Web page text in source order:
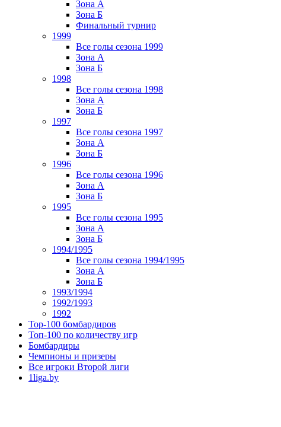
Зона А
Зона Б
Финальный турнир
1999
Все голы сезона 1999
Зона А
Зона Б
1998
Все голы сезона 1998
Зона А
Зона Б
1997
Все голы сезона 1997
Зона А
Зона Б
1996
Все голы сезона 1996
Зона А
Зона Б
1995
Все голы сезона 1995
Зона А
Зона Б
1994/1995
Все голы сезона 1994/1995
Зона А
Зона Б
1993/1994
1992/1993
1992
Top-100 бомбардиров
Топ-100 по количеству игр
Бомбардиры
Чемпионы и призеры
Все игроки Второй лиги
1liga.by